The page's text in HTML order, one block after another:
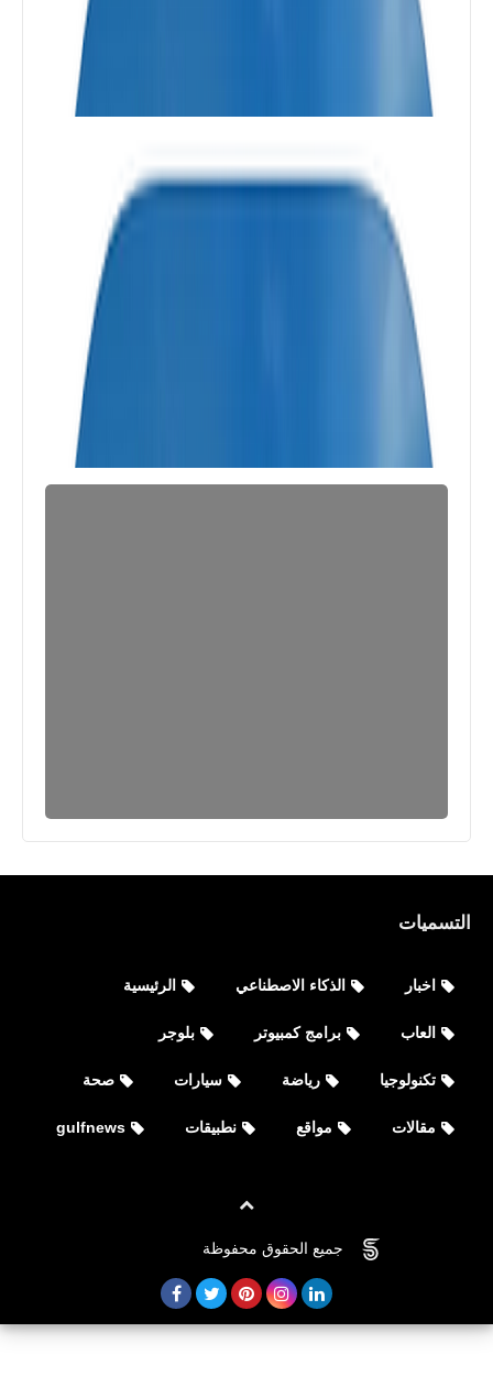
التسميات
اخبار الذكاء الاصطناعي الرئيسية
العاب برامج كمبيوتر بلوجر
تكنولوجيا رياضة سيارات صحة
مقالات مواقع نطبيقات gulfnews
جميع الحقوق محفوظة